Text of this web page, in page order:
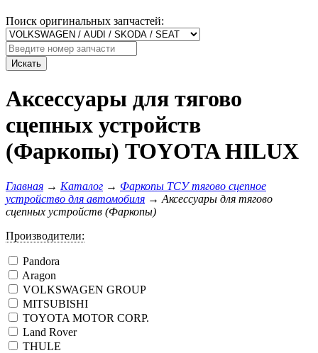
Поиск оригинальных запчастей:
Искать
Аксессуары для тягово
сцепныx устройств
(Фаркопы) TOYOTA HILUX
Главная → Каталог → Фаркопы ТСУ тягово сцепное
устройство для автомобиля → Аксессуары для тягово
сцепныx устройств (Фаркопы)
Производители:
Pandora
Aragon
VOLKSWAGEN GROUP
MITSUBISHI
TOYOTA MOTOR CORP.
Land Rover
THULE